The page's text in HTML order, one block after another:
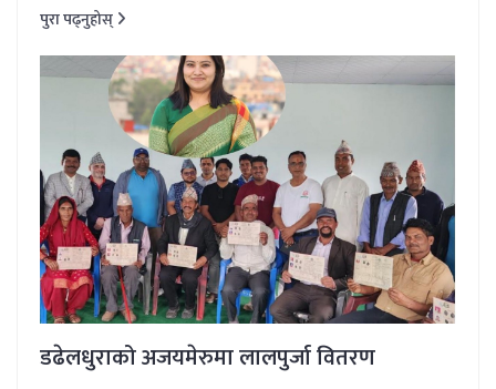
पुरा पढ्नुहोस्
डढेलधुराको अजयमेरुमा लालपुर्जा वितरण